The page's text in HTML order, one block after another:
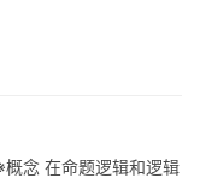
概念 在命题逻辑和逻辑